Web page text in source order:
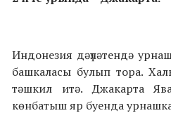
Индонезия дәүләтендә
башкаласы булып тора.
тәшкил итә. Джакарта
көнбатыш яр буенда